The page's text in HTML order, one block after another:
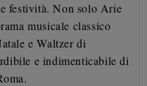
festività. Non solo Arie
musicale classico
e Waltzer di
e indimenticabile di